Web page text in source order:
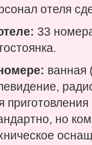
отеля
33
ванная
но